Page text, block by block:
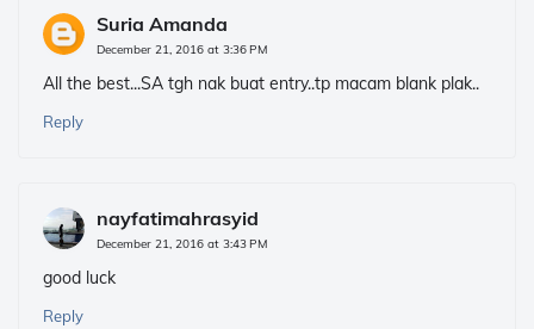
Suria Amanda
December 21, 2016 at 3:36 PM
All the best...SA tgh nak buat entry..tp macam blank plak..
Reply
nayfatimahrasyid
December 21, 2016 at 3:43 PM
good luck
Reply